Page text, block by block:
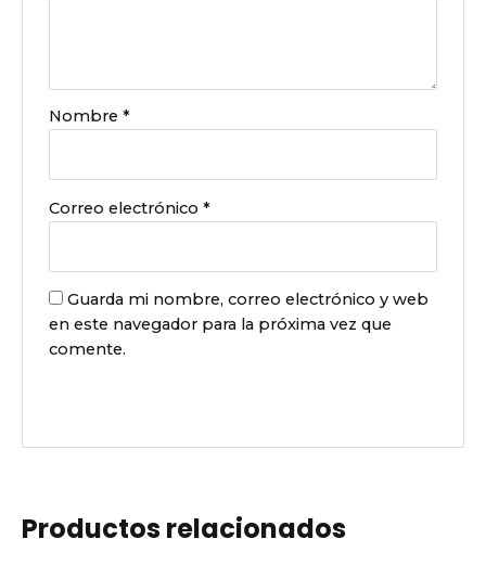
Nombre*
Correo electrónico*
Guarda mi nombre, correo electrónico y web
en este navegador para la próxima vez que
comente.
Productos relacionados